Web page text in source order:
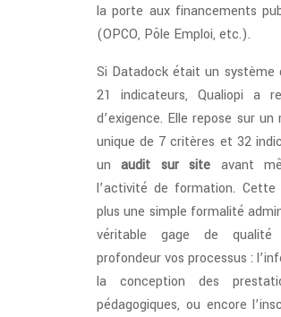
la porte aux financements
(OPCO, Pôle Emploi, etc.).
Si Datadock était un système
21 indicateurs, Qualiopi a
d’exigence. Elle repose sur
unique de 7 critères et 32
unaudit sur site avant
l’activité de formation.
plus une simple formalité
véritable gage de
profondeur vos processus :
la conception des
pédagogiques, ou encore